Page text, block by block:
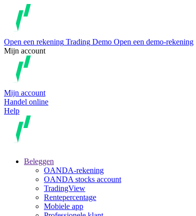
Open een rekening Trading Demo Open een demo-rekening
Mijn account
Mijn account
Handel online
Help
Beleggen
OANDA-rekening
OANDA stocks account
TradingView
Rentepercentage
Mobiele app